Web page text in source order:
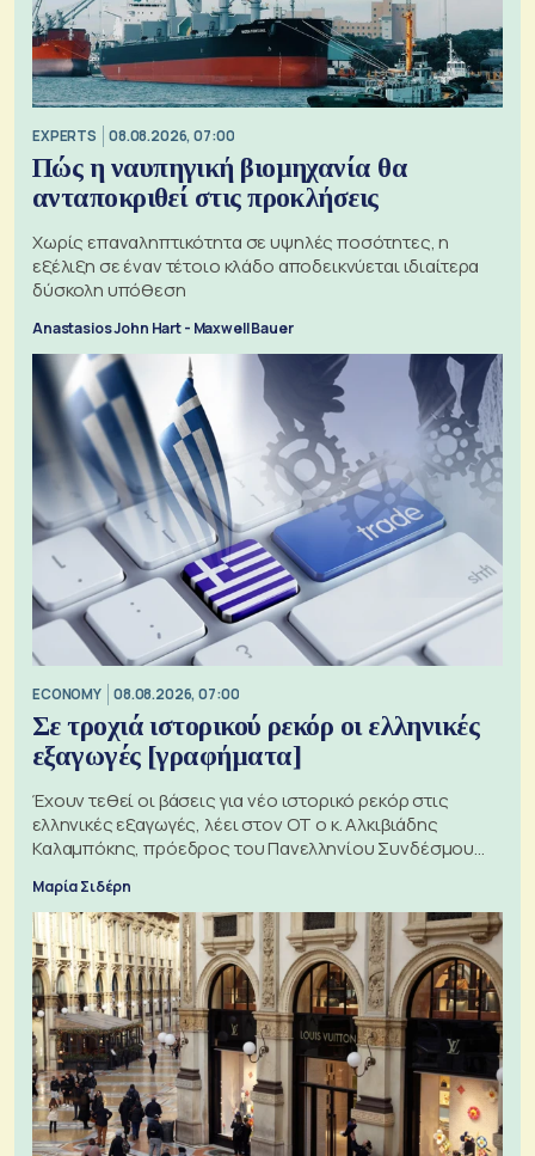
EXPERTS 08.08.2026, 07:00
Πώς η ναυπηγική βιομηχανία θα
ανταποκριθεί στις προκλήσεις
Χωρίς επαναληπτικότητα σε υψηλές ποσότητες, η
εξέλιξη σε έναν τέτοιο κλάδο αποδεικνύεται ιδιαίτερα
δύσκολη υπόθεση
Anastasios John Hart - Maxwell Bauer
ECONOMY 08.08.2026, 07:00
Σε τροχιά ιστορικού ρεκόρ οι ελληνικές
εξαγωγές [γραφήματα]
Έχουν τεθεί οι βάσεις για νέο ιστορικό ρεκόρ στις
ελληνικές εξαγωγές, λέει στον ΟΤ ο κ. Αλκιβιάδης
Καλαμπόκης, πρόεδρος του Πανελληνίου Συνδέσμου
Μαρία Σιδέρη